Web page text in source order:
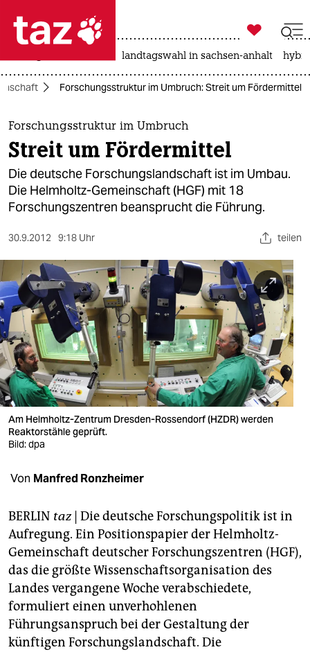
 taz zahl ich
taz zahl ich
themen
politik
öko
gesellschaft
sport
berlin
nord
wahrheit
verlag
verlag
shop
fragen & hilfe
unterstützen
abo
genossenschaft
epaper login

taz zahl ich
landtagswahl in sachsen-anhalt
Forschungsstruktur im Umbruch: Streit um Fördermittel
Forschungsstruktur im Umbruch
Streit um Fördermittel
Die deutsche Forschungslandschaft ist im Umbau.
Die Helmholtz-Gemeinschaft (HGF) mit 18
Forschungszentren beansprucht die Führung.
30.9.2012 9:18 Uhr teilen
Am Helmholtz-Zentrum Dresden-Rossendorf (HZDR) werden
Reaktorstähle geprüft.
Bild: dpa
Von Manfred Ronzheimer
BERLIN taz| Die deutsche Forschungspolitik ist in
Aufregung. Ein Positionspapier der Helmholtz-
Gemeinschaft deutscher Forschungszentren (HGF),
das die größte Wissenschaftsorganisation des
Landes vergangene Woche verabschiedete,
formuliert einen unverhohlenen
Führungsanspruch bei der Gestaltung der
künftigen Forschungslandschaft. Die